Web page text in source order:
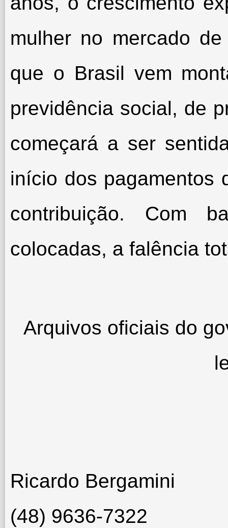
mulher no mercado
que o Brasil vem
previdência social, de
começará a ser
início dos pagamentos
contribuição. Com
colocadas, a falência
Arquivos oficiais do
Ricardo Bergamini
(48) 9636-7322